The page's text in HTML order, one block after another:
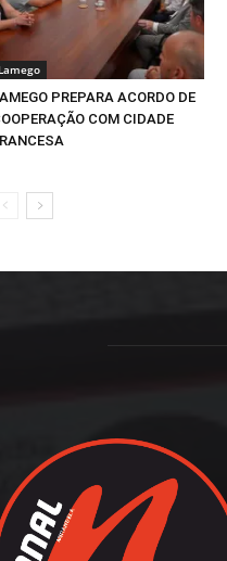
Lamego
PREPARA ACORDO DE
COM CIDADE